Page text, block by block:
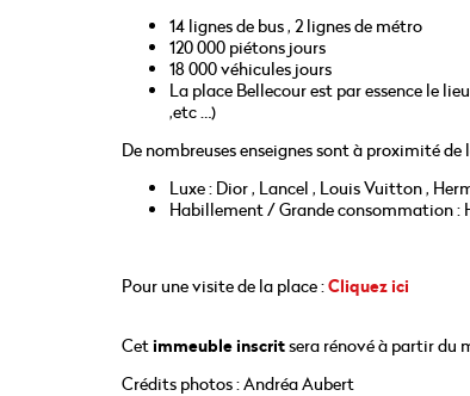
14 lignes de bus , 2 lignes de métro
120 000 piétons jours
18 000 véhicules jours
La place Bellecour est par essence le
,etc …)
De nombreuses enseignes sont à proximité
Luxe : Dior , Lancel , Louis Vuitton ,
Habillement / Grande consommation :
Pour une visite de la place :Cliquez ici
Cet immeuble inscritsera rénové à partir du
Crédits photos : Andréa Aubert